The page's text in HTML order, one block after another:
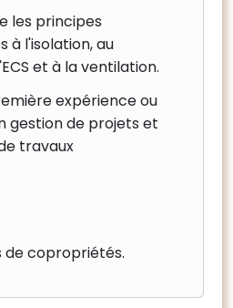
les principes
à l'isolation, au
et à la ventilation.
expérience ou
gestion de projets et
travaux
de copropriétés.